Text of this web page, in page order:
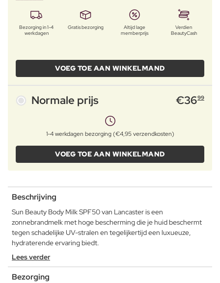
Bezorging in 1-4
werkdagen
Gratis bezorging
Altijd lage
memberprijs
Verdien
BeautyCash
VOEG TOE AAN WINKELMAND
Normale prijs €3699
1-4 werkdagen bezorging (€4,95 verzendkosten)
VOEG TOE AAN WINKELMAND
Beschrijving
Sun Beauty Body Milk SPF50 van Lancaster is een
zonnebrandmelk met hoge bescherming die je huid beschermt
tegen schadelijke UV-stralen en tegelijkertijd een luxueuze,
hydraterende ervaring biedt.
Lees verder
Bezorging